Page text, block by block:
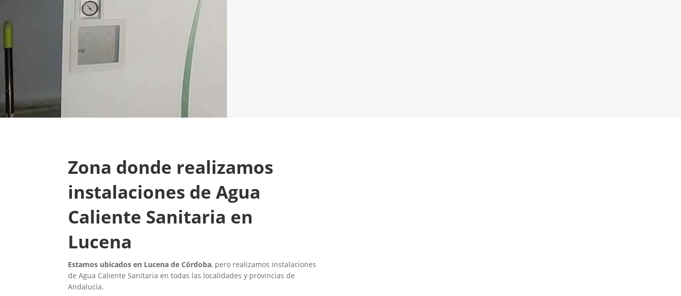
Zona donde realizamos
instalaciones de Agua
Caliente Sanitaria en
Lucena
Estamos ubicados en Lucena de Córdoba, pero realizamos instalaciones
de Agua Caliente Sanitaria en todas las localidades y provincias de
Andalucía.